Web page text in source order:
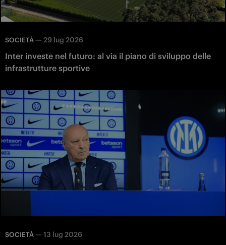
SOCIETÀ — 29 lug 2026
Inter investe nel futuro: al via il piano di sviluppo delle
infrastrutture sportive
SOCIETÀ — 13 lug 2026